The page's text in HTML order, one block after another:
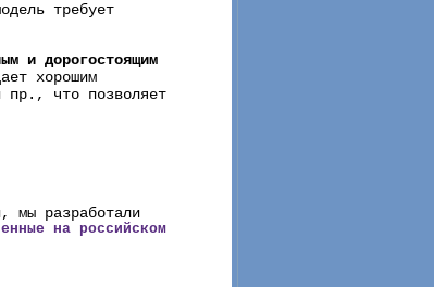
требует
и дорогостоящим
хорошим
пр., что позволяет
мы разработали
на российском